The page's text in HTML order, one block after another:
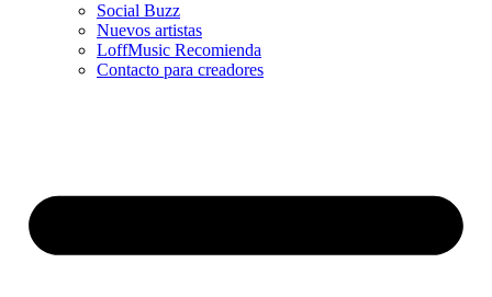
Social Buzz
Nuevos artistas
LoffMusic Recomienda
Contacto para creadores